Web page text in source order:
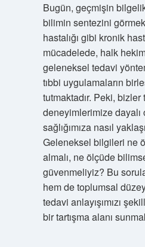
Bugün, geçmişin
bilimin sentezini
hastalığı gibi kronik
mücadelede, halk
geleneksel tedavi
tıbbi uygulamaların
tutmaktadır. Peki, bizler
deneyimlerimize
sağlığımıza nasıl
Geleneksel bilgileri ne
almalı, ne ölçüde
güvenmeliyiz? Bu
hem de toplumsal
tedavi anlayışımızı
bir tartışma alanı